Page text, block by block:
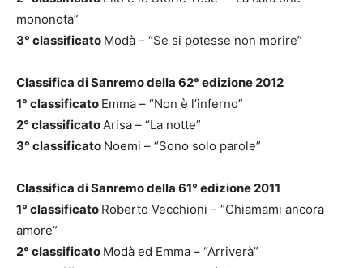
mononota”
3° classificato Modà – “Se si potesse non morire”
Classifica di Sanremo della 62° edizione 2012
1° classificato Emma – “Non è l’inferno”
2° classificatoArisa – “La notte”
3° classificato Noemi – “Sono solo parole”
Classifica di Sanremo della 61° edizione 2011
1° classificato Roberto Vecchioni – “Chiamami ancora
amore”
2° classificato Modà ed Emma – “Arriverà”